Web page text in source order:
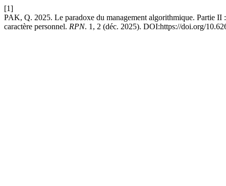
[1]
PAK, Q. 2025. Le paradoxe du management algorithmique. Partie
caractère personnel. RPN. 1, 2 (déc. 2025). DOI:https://doi.org/